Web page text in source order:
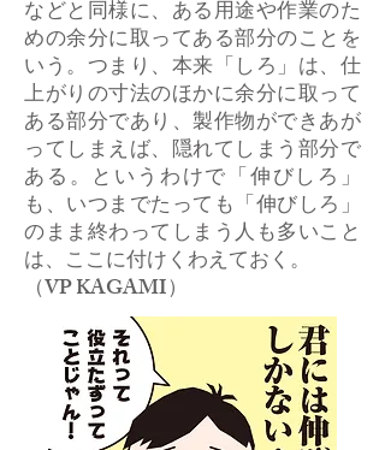
などと同様に、ある用途や作業のた
めの余分に取ってある部分のことを
いう。つまり、本来「しろ」は、仕
上がりの寸法のほかに余分に取って
ある部分であり、製作物ができあが
ってしまえば、隠れてしまう部分で
ある。というわけで「伸びしろ」
も、いつまでたっても「伸びしろ」
のまま終わってしまう人も多いこと
は、ここに付けくわえておく。
​（VP KAGAMI）